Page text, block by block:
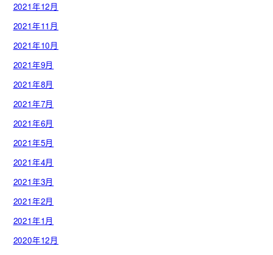
2021年12月
2021年11月
2021年10月
2021年9月
2021年8月
2021年7月
2021年6月
2021年5月
2021年4月
2021年3月
2021年2月
2021年1月
2020年12月